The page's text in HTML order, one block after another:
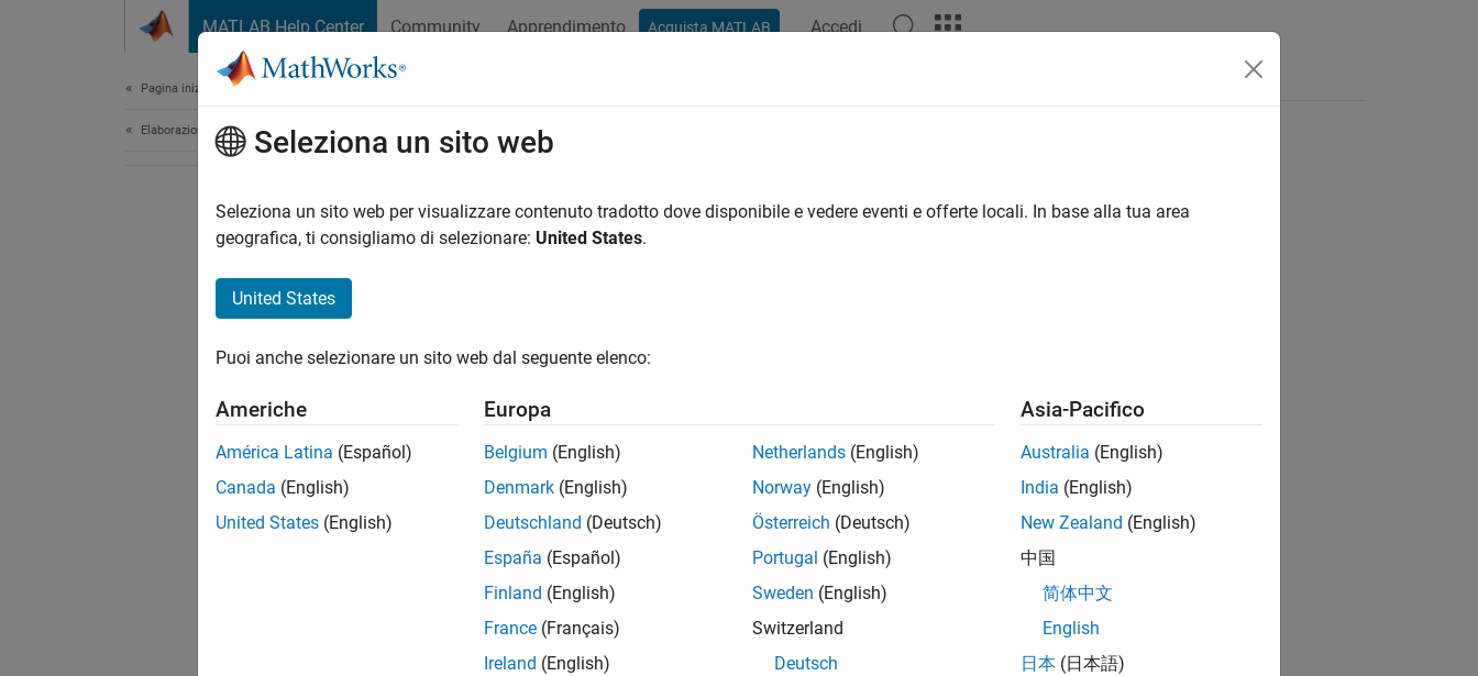
MATLAB Help Center Community Apprendimento Acquista MATLAB Accedi
Pagina iniziale della documentazione
Elaborazione di immagini e Computer Vision
How useful was this information?
Seleziona un sito web
Seleziona un sito web per visualizzare contenuto tradotto dove disponibile e vedere eventi e offerte locali. In base alla tua area
geografica, ti consigliamo di selezionare: United States.
United States
Puoi anche selezionare un sito web dal seguente elenco:
Americhe
América Latina (Español)
Canada (English)
United States (English)
Europa
Belgium (English)
Denmark (English)
Deutschland (Deutsch)
España (Español)
Finland (English)
France (Français)
Ireland (English)
Netherlands (English)
Norway (English)
Österreich (Deutsch)
Portugal (English)
Sweden (English)
Switzerland
Deutsch
Asia-Pacifico
Australia (English)
India (English)
New Zealand (English)
中国
简体中文
English
日本 (日本語)